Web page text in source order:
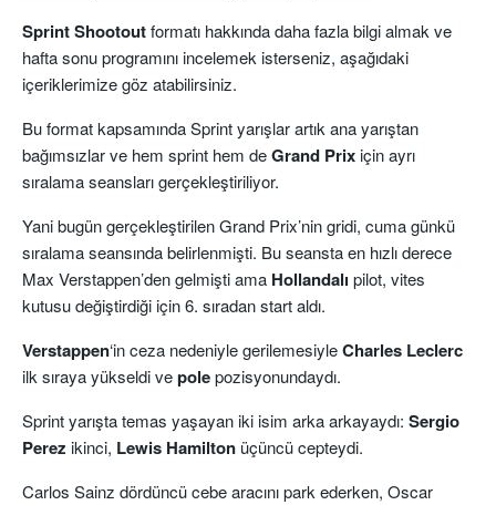
Sprint Shootoutformatı hakkında daha fazla bilgi almak ve
hafta sonu programını incelemek isterseniz, aşağıdaki
içeriklerimize göz atabilirsiniz.
Bu format kapsamında Sprint yarışlar artık ana yarıştan
bağımsızlar ve hem sprint hem deGrand Prixiçin ayrı
sıralama seansları gerçekleştiriliyor.
Yani bugün gerçekleştirilen Grand Prix’nin gridi, cuma günkü
sıralama seansında belirlenmişti. Bu seansta en hızlı derece
Max Verstappen’den gelmişti ama Hollandalı pilot, vites
kutusu değiştirdiği için 6. sıradan start aldı.
Verstappen‘in ceza nedeniyle gerilemesiyleCharles Leclerc
ilk sıraya yükseldi vepolepozisyonundaydı.
Sprint yarışta temas yaşayan iki isim arka arkayaydı: Sergio
Perez ikinci, Lewis Hamilton üçüncü cepteydi.
Carlos Sainz dördüncü cebe aracını park ederken, Oscar